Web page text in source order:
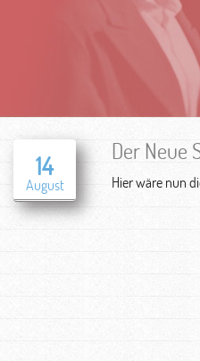
14
August
Der Neue
Hier wäre nun